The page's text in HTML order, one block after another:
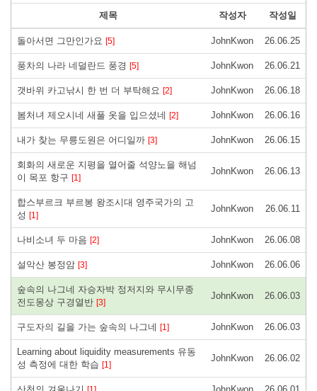
제목 작성자 작성일
돌아서면 그만인가요 [5] JohnKwon 26.06.25
풍차의 나라 네덜란드 풍경 [5] JohnKwon 26.06.21
갯바위 카고낚시 한 번 더 부탁해요 [2] JohnKwon 26.06.18
봄처녀 제오시네 새풀 옷을 입으셨네 [2] JohnKwon 26.06.16
내가 찾는 무릉도원은 어디일까 [3] JohnKwon 26.06.15
회화의 새로운 지평을 열어줄 석양노을 해넘
이 목포 항구 [1]
JohnKwon 26.06.13
합스부르크 부르봉 왕조시대 영주국가의 고
성 [1]
JohnKwon 26.06.11
나비소녀 두 마음 [2] JohnKwon 26.06.08
설악산 봉정암 [3] JohnKwon 26.06.06
숲속의 나그네 자승자박 정저지와 무시무종
전도몽상 구경열반 [3]
JohnKwon 26.06.03
구도자의 길을 가는 숲속의 나그네 [1] JohnKwon 26.06.03
Learning about liquidity measurements 유동
성 측정에 대한 학습 [1]
JohnKwon 26.06.02